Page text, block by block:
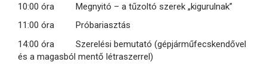
10:00 óra Megnyitó – a tűzoltó szerek „kigurulnak”
11:00 óra Próbariasztás
14:00 óra Szerelési bemutató (gépjárműfecskendővel
és a magasból mentő létraszerrel)